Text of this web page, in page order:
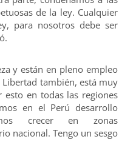
de la ley. Cualquier
para nosotros debe ser
y están en pleno empleo
también, está muy
en todas las regiones
en el Perú desarrollo
crecer en zonas
nacional. Tengo un sesgo